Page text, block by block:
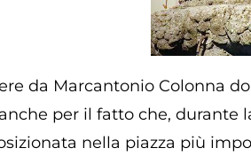
da Marcantonio Colonna
per il fatto che, durante
nella piazza più